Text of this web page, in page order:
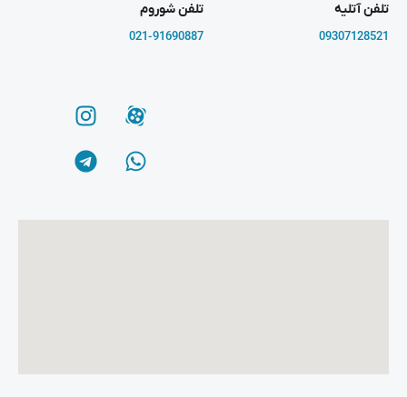
تلفن آتلیه
09307128521
تلفن شوروم
021-91690887